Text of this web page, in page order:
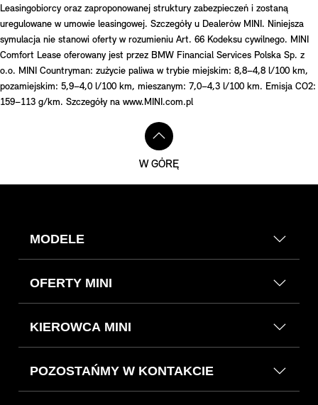
Leasingobiorcy oraz zaproponowanej struktury zabezpieczeń i zostaną
uregulowane w umowie leasingowej. Szczegóły u Dealerów MINI. Niniejsza
symulacja nie stanowi oferty w rozumieniu Art. 66 Kodeksu cywilnego. MINI
Comfort Lease oferowany jest przez BMW Financial Services Polska Sp. z
o.o. MINI Countryman: zużycie paliwa w trybie miejskim: 8,8–4,8 l/100 km,
pozamiejskim: 5,9–4,0 l/100 km, mieszanym: 7,0–4,3 l/100 km. Emisja CO2:
159–113 g/km. Szczegóły na www.MINI.com.pl
W GÓRĘ
MODELE
OFERTY MINI
KIEROWCA MINI
POZOSTAŃMY W KONTAKCIE